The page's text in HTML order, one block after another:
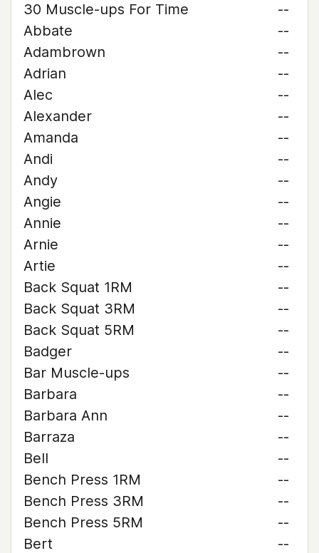
30 Muscle-ups For Time
--
Abbate
--
Adambrown
--
Adrian
--
Alec
--
Alexander
--
Amanda
--
Andi
--
Andy
--
Angie
--
Annie
--
Arnie
--
Artie
--
Back Squat 1RM
--
Back Squat 3RM
--
Back Squat 5RM
--
Badger
--
Bar Muscle-ups
--
Barbara
--
Barbara Ann
--
Barraza
--
Bell
--
Bench Press 1RM
--
Bench Press 3RM
--
Bench Press 5RM
--
Bert
--